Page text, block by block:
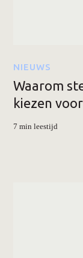
NIEUWS
Waarom
kiezen
7 min leestijd